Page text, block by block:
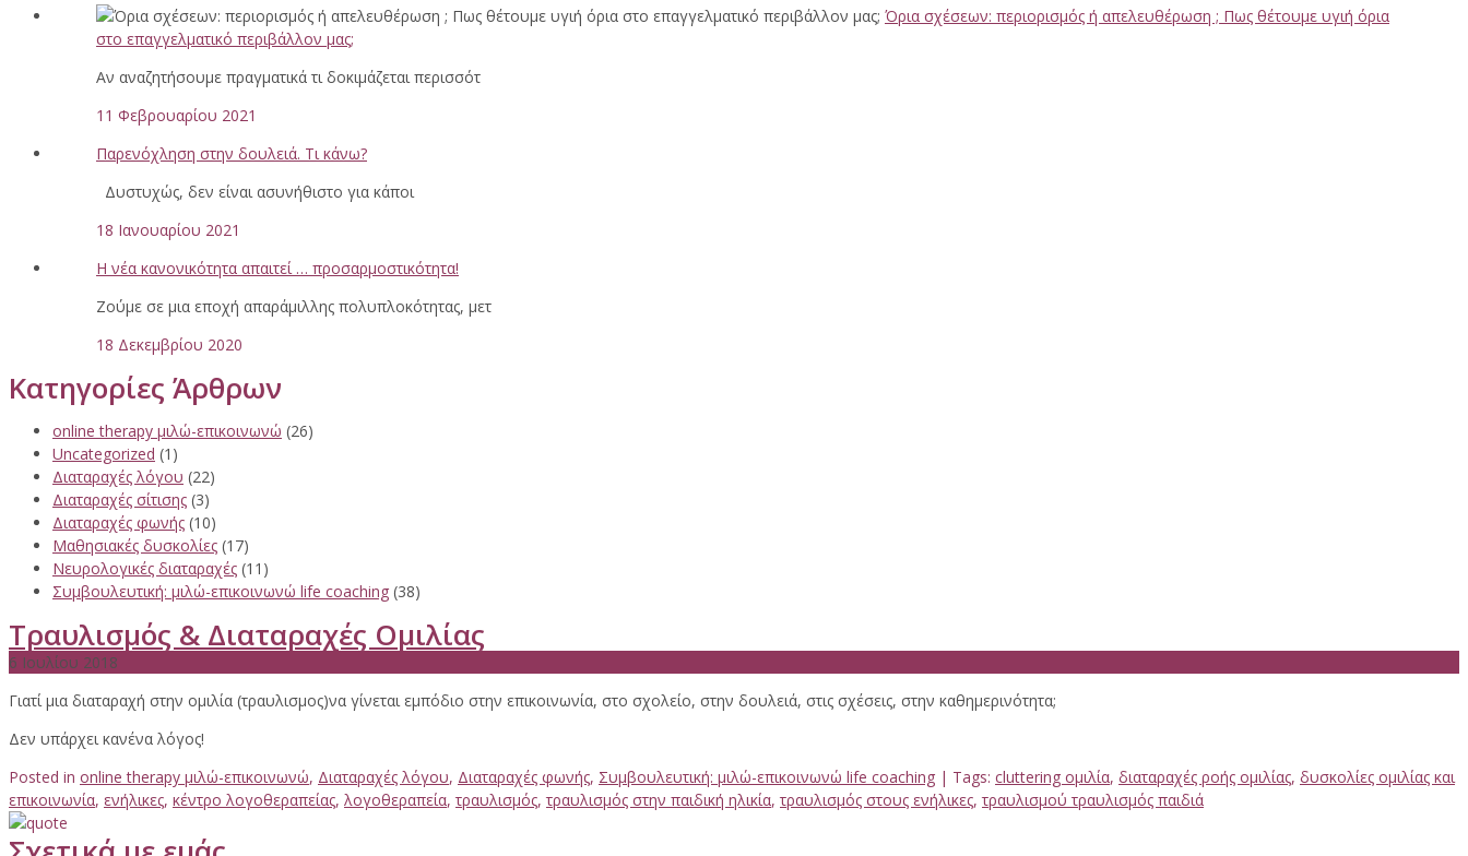
Όρια σχέσεων: περιορισμός ή απελευθέρωση ; Πως θέτουμε υγιή όρια
στο επαγγελματικό περιβάλλον μας;
Αν αναζητήσουμε πραγματικά τι δοκιμάζεται περισσότ
11 Φεβρουαρίου 2021
Παρενόχληση στην δουλειά. Τι κάνω?
Δυστυχώς, δεν είναι ασυνήθιστο για κάποι
18 Ιανουαρίου 2021
Η νέα κανονικότητα απαιτεί … προσαρμοστικότητα!
Ζούμε σε μια εποχή απαράμιλλης πολυπλοκότητας, μετ
18 Δεκεμβρίου 2020
Κατηγορίες Άρθρων
online therapy μιλώ-επικοινωνώ (26)
Uncategorized (1)
Διαταραχές λόγου (22)
Διαταραχές σίτισης (3)
Διαταραχές φωνής (10)
Μαθησιακές δυσκολίες (17)
Νευρολογικές διαταραχές (11)
Συμβουλευτική: μιλώ-επικοινωνώ life coaching (38)
Τραυλισμός & Διαταραχές Ομιλίας
6 Ιουλίου 2018
Γιατί μια διαταραχή στην ομιλία (τραυλισμος)να γίνεται εμπόδιο στην επικοινωνία, στο σχολείο, στην δουλειά, στις σχέσεις, στην καθημερινότητα;
Δεν υπάρχει κανένα λόγος!
Posted in online therapy μιλώ-επικοινωνώ, Διαταραχές λόγου, Διαταραχές φωνής, Συμβουλευτική: μιλώ-επικοινωνώ life coaching | Tags: cluttering ομιλία, διαταραχές ροής ομιλίας, δυσκολίες ομιλίας και
επικοινωνία, ενήλικες, κέντρο λογοθεραπείας, λογοθεραπεία, τραυλισμός, τραυλισμός στην παιδική ηλικία, τραυλισμός στους ενήλικες, τραυλισμού τραυλισμός παιδιά